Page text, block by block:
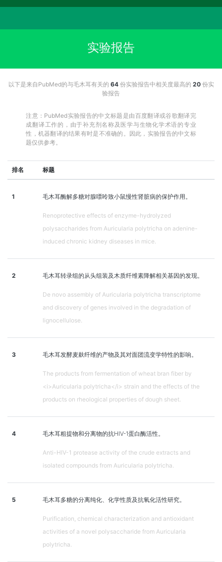
实验报告
以下是来自PubMed的与毛木耳有关的 64份实验报告中相关度最高的 20份实
验报告
注意：PubMed实验报告的中文标题是由百度翻译或谷歌翻译完
成翻译工作的，由于补充剂名称及医学与生物化学术语的专业
性，机器翻译的结果有时是不准确的。因此，实验报告的中文标
题仅供参考。
排名 标题
1 毛木耳酶解多糖对腺嘌呤致小鼠慢性肾脏病的保护作用。
Renoprotective effects of enzyme-hydrolyzed
polysaccharides from Auricularia polytricha on adenine-
induced chronic kidney diseases in mice.
2 毛木耳转录组的从头组装及木质纤维素降解相关基因的发现。
De novo assembly of Auricularia polytricha transcriptome
and discovery of genes involved in the degradation of
lignocellulose.
3 毛木耳发酵麦麸纤维的产物及其对面团流变学特性的影响。
The products from fermentation of wheat bran fiber by
<i>Auricularia polytricha</i> strain and the effects of the
products on rheological properties of dough sheet.
4 毛木耳粗提物和分离物的抗HIV-1蛋白酶活性。
Anti-HIV-1 protease activity of the crude extracts and
isolated compounds from Auricularia polytricha.
5 毛木耳多糖的分离纯化、化学性质及抗氧化活性研究。
Purification, chemical characterization and antioxidant
activities of a novel polysaccharide from Auricularia
polytricha.